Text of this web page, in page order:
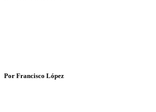
Por Francisco López